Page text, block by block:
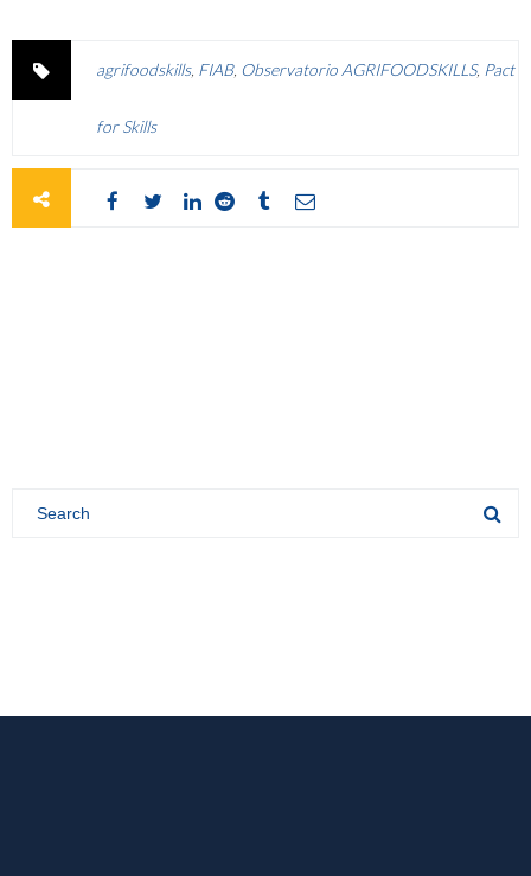
agrifoodskills, FIAB, Observatorio AGRIFOODSKILLS, Pact
for Skills